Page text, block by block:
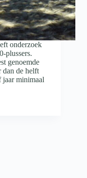
onderzoek
plussers.
genoemde
dan de helft
jaar minimaal